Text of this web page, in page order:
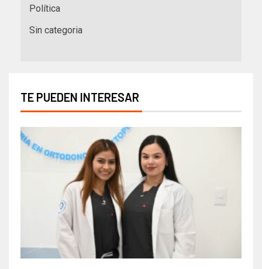
Política
Sin categoria
TE PUEDEN INTERESAR